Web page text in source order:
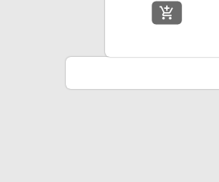
add_shopping_cart